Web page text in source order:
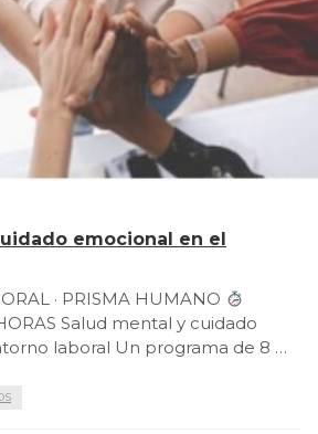
emocional en el
· PRISMA HUMANO
Salud mental y cuidado
laboral Un programa de 8 …